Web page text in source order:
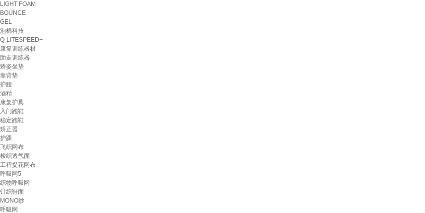
LIGHT FOAM
BOUNCE
GEL
泡棉科技
Q-LITESPEED+
康复训练器材
助走训练器
矫姿坐垫
靠背垫
护腰
酒精
康复护具
入门跑鞋
稳定跑鞋
矫正器
护踝
飞织网布
梭织透气面
工程提花网布
呼吸网5
织物呼吸网
针织鞋面
MONO纱
呼吸网